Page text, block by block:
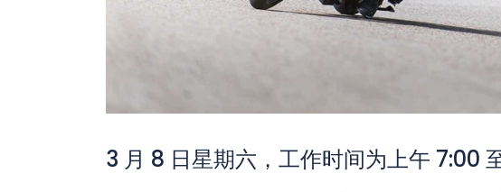
3 月 8 日星期六，工作时间为上午 7:00